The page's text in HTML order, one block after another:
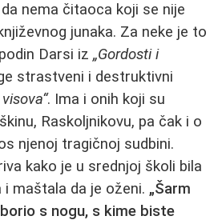
nema čitaoca koji se nije
junaka. Za neke je to
Darsi iz „Gordosti i
strastveni i destruktivni
. Ima i onih koji su
Raskoljnikovu, pa čak i o
njenoj tragičnoj sudbini.
kako je u srednjoj školi bila
i maštala da je oženi. „Šarm
s nogu, s kime biste